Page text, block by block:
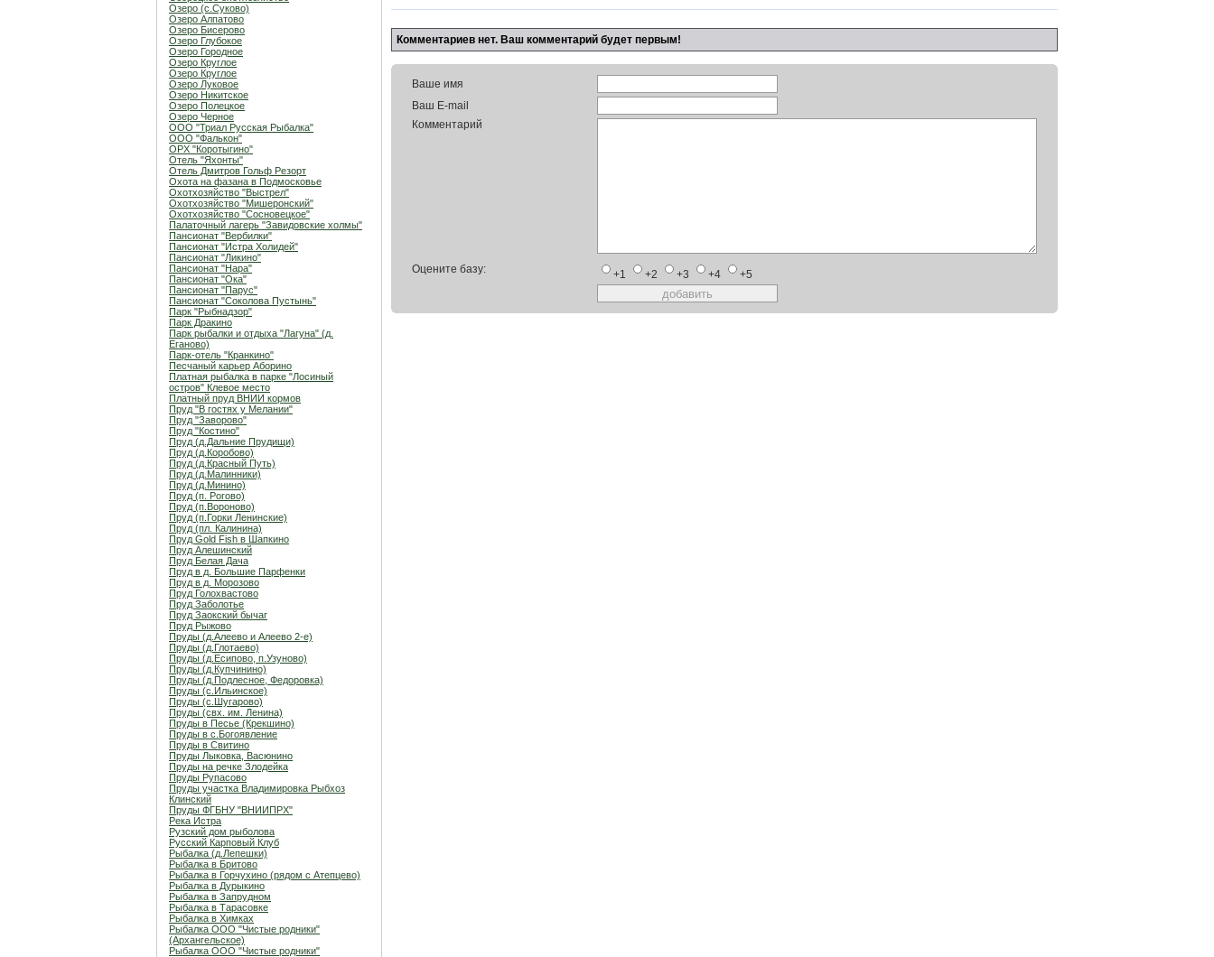
Озеро (c.Суково)
Озеро Алпатово
Озеро Бисерово
Озеро Глубокое
Озеро Городное
Озеро Круглое
Озеро Круглое
Озеро Луковое
Озеро Никитское
Озеро Полецкое
Озеро Черное
ООО "Триал Русская Рыбалка"
ООО "Фалькон"
ОРХ "Коротыгино"
Отель "Яхонты"
Отель Дмитров Гольф Резорт
Охота на фазана в Подмосковье
Охотхозяйство "Выстрел"
Охотхозяйство "Мишеронский"
Охотхозяйство "Сосновецкое"
Палаточный лагерь "Завидовские холмы"
Пансионат "Вербилки"
Пансионат "Истра Холидей"
Пансионат "Ликино"
Пансионат "Нара"
Пансионат "Ока"
Пансионат "Парус"
Пансионат "Соколова Пустынь"
Парк "Рыбнадзор"
Парк Дракино
Парк рыбалки и отдыха "Лагуна" (д.
Еганово)
Парк-отель "Кранкино"
Песчаный карьер Аборино
Платная рыбалка в парке "Лосиный
остров" Клевое место
Платный пруд ВНИИ кормов
Пруд "В гостях у Мелании"
Пруд "Заворово"
Пруд "Костино"
Пруд (д.Дальние Прудищи)
Пруд (д.Коробово)
Пруд (д.Красный Путь)
Пруд (д.Малинники)
Пруд (д.Минино)
Пруд (п. Рогово)
Пруд (п.Вороново)
Пруд (п.Горки Ленинские)
Пруд (пл. Калинина)
Пруд Gold Fish в Шапкино
Пруд Алешинский
Пруд Белая Дача
Пруд в д. Большие Парфенки
Пруд в д. Морозово
Пруд Голохвастово
Пруд Заболотье
Пруд Заокский бычаг
Пруд Рыжово
Пруды (д.Алеево и Алеево 2-е)
Пруды (д.Глотаево)
Пруды (д.Есипово, п.Узуново)
Пруды (д.Купчинино)
Пруды (д.Подлесное, Федоровка)
Пруды (с.Ильинское)
Пруды (с.Шугарово)
Пруды (свх. им. Ленина)
Пруды в Песье (Крекшино)
Пруды в с.Богоявление
Пруды в Свитино
Пруды Лыковка, Васюнино
Пруды на речке Злодейка
Пруды Рупасово
Пруды участка Владимировка Рыбхоз
Клинский
Пруды ФГБНУ "ВНИИПРХ"
Река Истра
Рузский дом рыболова
Русский Карповый Клуб
Рыбалка (д.Лепешки)
Рыбалка в Бритово
Рыбалка в Горчухино (рядом с Атепцево)
Рыбалка в Дурыкино
Рыбалка в Запрудном
Рыбалка в Тарасовке
Рыбалка в Химках
Рыбалка ООО "Чистые родники"
(Архангельское)
Рыбалка ООО "Чистые родники"
Комментариев нет. Ваш комментарий будет первым!
Ваше имя
Ваш E-mail
Комментарий
Оцените базу: +1 +2 +3 +4 +5